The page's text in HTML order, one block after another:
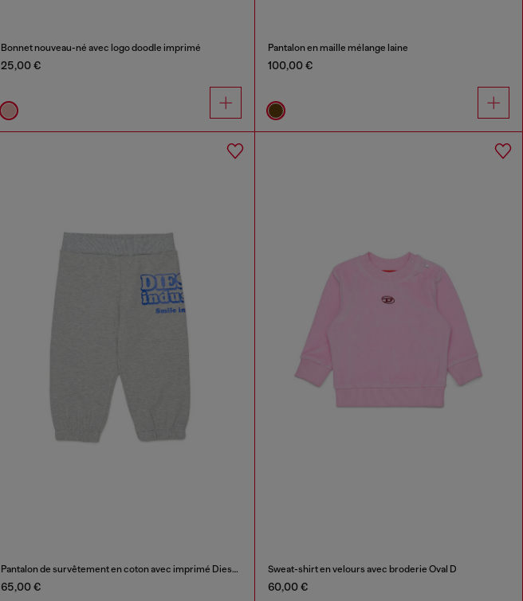
Bonnet nouveau-né avec logo doodle imprimé
25,00 €
Pantalon en maille mélange laine
100,00 €
Pantalon de survêtement en coton avec imprimé Diesel Industry
65,00 €
Sweat-shirt en velours avec broderie Oval D
60,00 €